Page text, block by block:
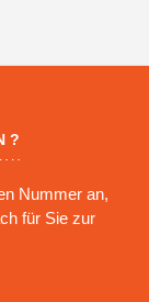
Nummer an,
für Sie zur